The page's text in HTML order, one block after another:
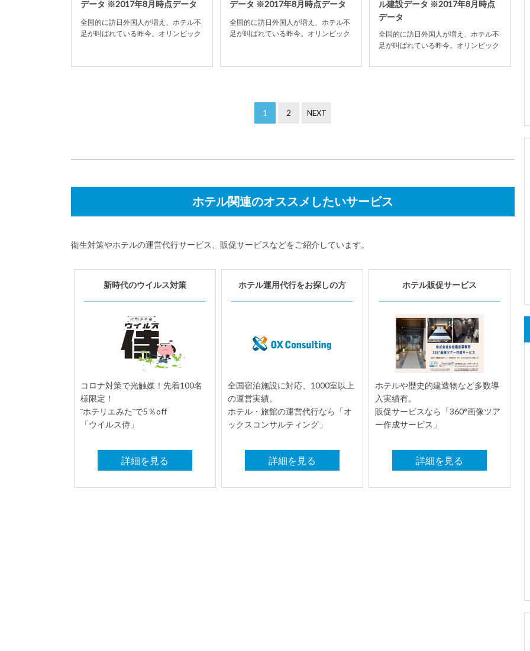
データ ※2017年8月時点データ
全国的に訪日外国人が増え、ホテル不
足が叫ばれている昨今。オリンピック
データ ※2017年8月時点データ
全国的に訪日外国人が増え、ホテル不
足が叫ばれている昨今。オリンピック
ル建設データ ※2017年8月時点
データ
全国的に訪日外国人が増え、ホテル不
足が叫ばれている昨今。オリンピック
が全国的に増加の傾...
1 2 NEXT
ホテル関連のオススメしたいサービス
衛生対策やホテルの運営代行サービス、販促サービスなどをご紹介しています。
新時代のウイルス対策
コロナ対策で光触媒！先着100名
様限定！
¨ホテリエみた¨で5％off
「ウイルス侍」
詳細を見る
ホテル運用代行をお探しの方
全国宿泊施設に対応、1000室以上
の運営実績。
ホテル・旅館の運営代行なら「オ
ックスコンサルティング」
詳細を見る
ホテル販促サービス
ホテルや歴史的建造物など多数導
入実績有。
販促サービスなら「360°画像ツア
ー作成サービス」
詳細を見る